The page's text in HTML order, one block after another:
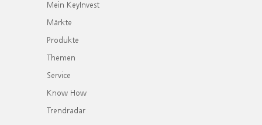
Mein KeyInvest
Märkte
Produkte
Themen
Service
Know How
Trendradar